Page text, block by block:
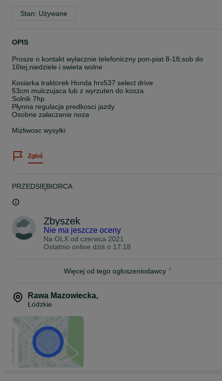
Stan: Używane
OPIS
Prosze o kontakt wylacznie telefoniczny pon-piat 8-18;sob do
16tej,niedziele i swieta wolne
Kosiarka traktorek Honda hrx537 select drive
53cm mulczujaca lub z wyrzuten do kosza
Solnik 7hp
Płynna regulacja predkosci jazdy
Osobne załaczanie noza
Mizliwosc wysylki
Zgłoś
PRZEDSIĘBIORCA
Zbyszek
Nie ma jeszcze oceny
Na OLX od czerwca 2021
Ostatnio online dziś o 17:18
Więcej od tego ogłoszeniodawcy
Rawa Mazowiecka,
Łódzkie